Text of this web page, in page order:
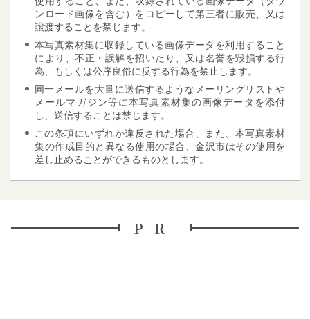
ンロード画像を含む）をコピーして第三者に販売、又は
譲渡することを禁じます。
本写真素材集に収録している画像データを利用すること
により、不正・誤解を招いたり、又は名誉を毀損する行
為、もしくは公序良俗に反する行為を禁止します。
同一メールを大量に送信するようなメーリングリストや
メールマガジン等に本写真素材集の画像データを添付
し、送信することは禁じます。
この条項にいずれか違反された場合、また、本写真素材
集の作成目的と異なる使用の場合、金沢市はその使用を
差し止めることができるものとします。
PR